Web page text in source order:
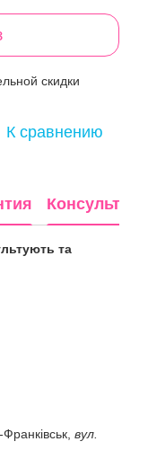
скидки
К сравнению
та
вул.